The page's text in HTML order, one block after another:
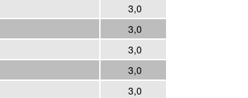
3,0
3,0
3,0
3,0
3,0